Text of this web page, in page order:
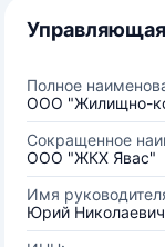
Полное
ООО "Жилищно-
Сокращенное
ООО "ЖКХ Явас"
Имя
Юрий